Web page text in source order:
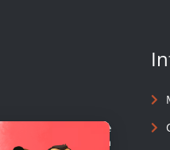
Sciences de l'Homme
des connaissances en